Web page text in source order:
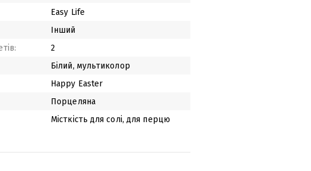
Easy Life
Інший
2
Білий, мультиколор
Happy Easter
Порцеляна
Місткість для солі, для перцю